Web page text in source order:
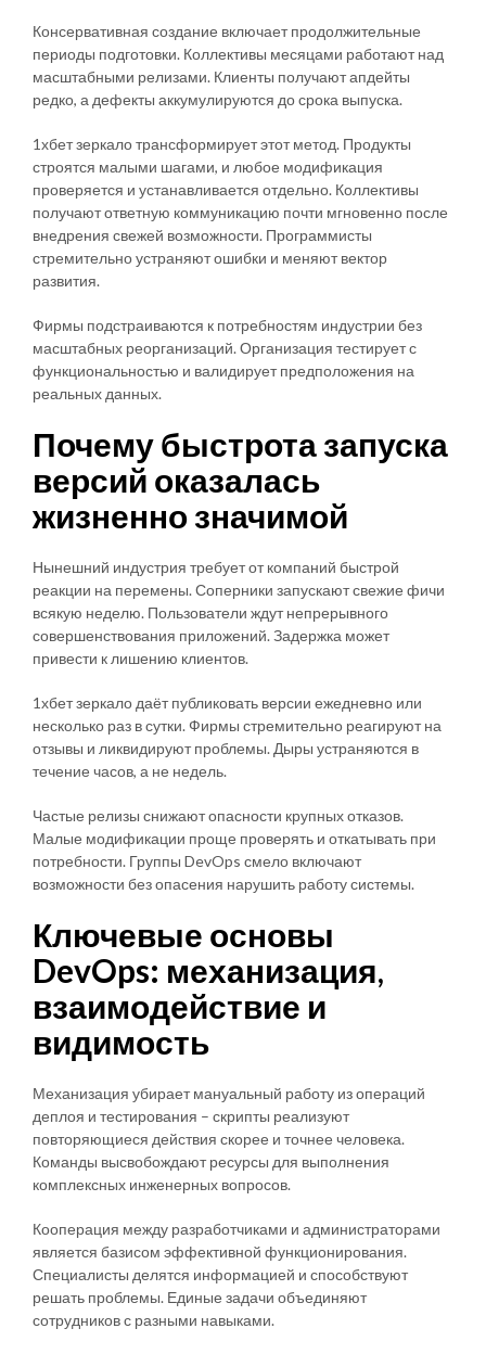
Консервативная создание включает продолжительные
периоды подготовки. Коллективы месяцами работают над
масштабными релизами. Клиенты получают апдейты
редко, а дефекты аккумулируются до срока выпуска.
1хбет зеркало трансформирует этот метод. Продукты
строятся малыми шагами, и любое модификация
проверяется и устанавливается отдельно. Коллективы
получают ответную коммуникацию почти мгновенно после
внедрения свежей возможности. Программисты
стремительно устраняют ошибки и меняют вектор
развития.
Фирмы подстраиваются к потребностям индустрии без
масштабных реорганизаций. Организация тестирует с
функциональностью и валидирует предположения на
реальных данных.
Почему быстрота запуска
версий оказалась
жизненно значимой
Нынешний индустрия требует от компаний быстрой
реакции на перемены. Соперники запускают свежие фичи
всякую неделю. Пользователи ждут непрерывного
совершенствования приложений. Задержка может
привести к лишению клиентов.
1хбет зеркало даёт публиковать версии ежедневно или
несколько раз в сутки. Фирмы стремительно реагируют на
отзывы и ликвидируют проблемы. Дыры устраняются в
течение часов, а не недель.
Частые релизы снижают опасности крупных отказов.
Малые модификации проще проверять и откатывать при
потребности. Группы DevOps смело включают
возможности без опасения нарушить работу системы.
Ключевые основы
DevOps: механизация,
взаимодействие и
видимость
Механизация убирает мануальный работу из операций
деплоя и тестирования – скрипты реализуют
повторяющиеся действия скорее и точнее человека.
Команды высвобождают ресурсы для выполнения
комплексных инженерных вопросов.
Кооперация между разработчиками и администраторами
является базисом эффективной функционирования.
Специалисты делятся информацией и способствуют
решать проблемы. Единые задачи объединяют
сотрудников с разными навыками.